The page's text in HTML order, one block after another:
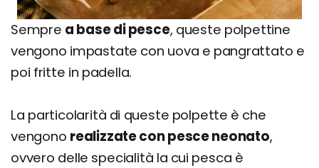
Sempre a base di pesce, queste polpettine
vengono impastate con uova e pangrattato e
poi fritte in padella.
La particolarità di queste polpette è che
vengono realizzate con pesce neonato,
ovvero delle specialità la cui pesca è